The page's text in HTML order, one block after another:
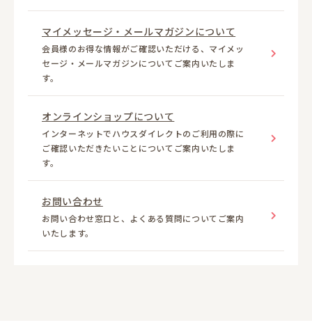
マイメッセージ・メールマガジンについて
会員様のお得な情報がご確認いただける、マイメッ
セージ・メールマガジンについてご案内いたしま
す。
オンラインショップについて
インターネットでハウスダイレクトのご利用の際に
ご確認いただきたいことについてご案内いたしま
す。
お問い合わせ
お問い合わせ窓口と、よくある質問についてご案内
いたします。